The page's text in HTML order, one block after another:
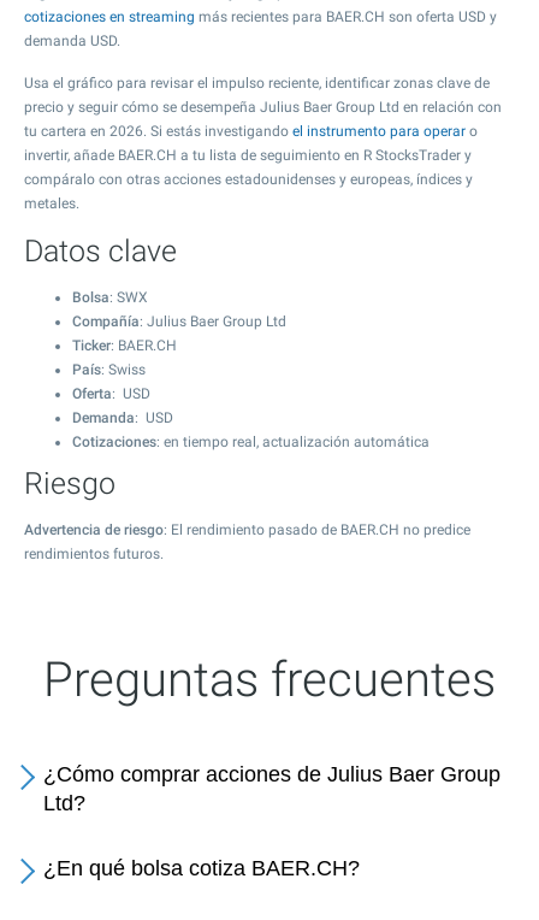
cotizaciones en streaming más recientes para BAER.CH son oferta USD y
demanda USD.
Usa el gráfico para revisar el impulso reciente, identificar zonas clave de
precio y seguir cómo se desempeña Julius Baer Group Ltd en relación con
tu cartera en 2026. Si estás investigando el instrumento para operar o
invertir, añade BAER.CH a tu lista de seguimiento en R StocksTrader y
compáralo con otras acciones estadounidenses y europeas, índices y
metales.
Datos clave
Bolsa: SWX
Compañía: Julius Baer Group Ltd
Ticker: BAER.CH
País: Swiss
Oferta: USD
Demanda: USD
Cotizaciones: en tiempo real, actualización automática
Riesgo
Advertencia de riesgo: El rendimiento pasado de BAER.CH no predice
rendimientos futuros.
Preguntas frecuentes
¿Cómo comprar acciones de Julius Baer Group
Ltd?
¿En qué bolsa cotiza BAER.CH?